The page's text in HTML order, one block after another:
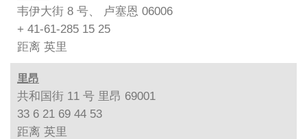
韦伊大街 8 号、 卢塞恩 06006
+ 41-61-285 15 25
距离 英里
里昂
共和国街 11 号 里昂 69001
33 6 21 69 44 53
距离 英里